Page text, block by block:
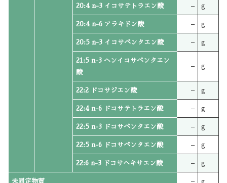
20:4 n-3 イコサテトラエン酸 – g
20:4 n-6 アラキドン酸 – g
20:5 n-3 イコサペンタエン酸 – g
21:5 n-3 ヘンイコサペンタエン
酸
– g
22:2 ドコサジエン酸 – g
22:4 n-6 ドコサテトラエン酸 – g
22:5 n-3 ドコサペンタエン酸 – g
22:5 n-6 ドコサペンタエン酸 – g
22:6 n-3 ドコサヘキサエン酸 – g
未同定物質 – g